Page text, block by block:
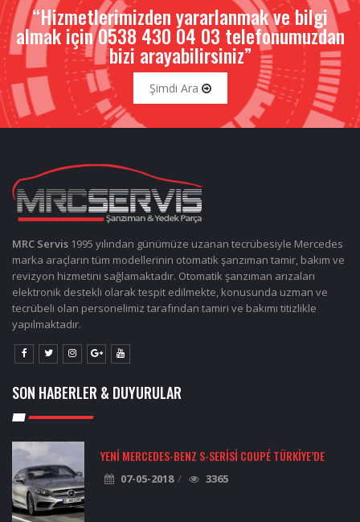
“Hizmetlerimizden yararlanmak ve bilgi
almak için 0538 430 04 03 telefonumuzdan
bizi arayabilirsiniz”
Şimdi Ara
MRC Servis 1995 yılından günümüze uzanan tecrübesiyle Mercedes
marka araçların tüm modellerinin otomatik şanzıman tamir, bakım ve
revizyon hizmetini sağlamaktadır. Otomatik şanzıman arızaları
elektronik destekli olarak tespit edilmekte, konusunda uzman ve
tecrübeli olan personelimiz tarafından tamiri ve bakımı titizlikle
yapılmaktadır.
SON HABERLER & DUYURULAR
YENI MERCEDES-BENZ S-SERISI COUPÉ TÜRKIYE’DE
07-05-2018 3365